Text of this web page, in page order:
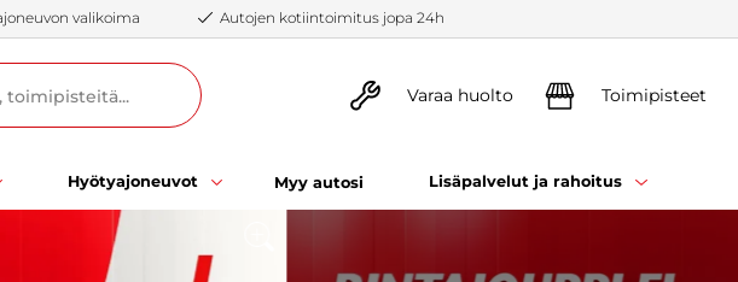
valikoima Autojen kotiintoimitus jopa 24h
Varaa huolto Toimipisteet
Hyötyajoneuvot Myy autosi Lisäpalvelut ja rahoitus